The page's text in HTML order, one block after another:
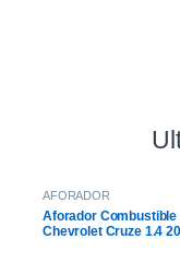
AFORADOR
Aforador Combustible
Chevrolet Cruze 1.4